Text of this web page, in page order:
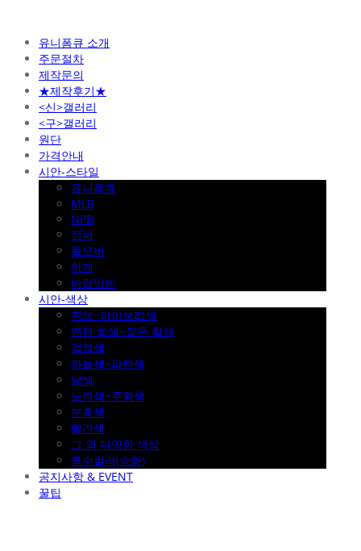
유니폼큐 소개
주문절차
제작문의
★제작후기★
<신>갤러리
<구>갤러리
원단
가격안내
시안-스타일
유니폼큐
MLB
NPB
점퍼
풀오버
하계
바람막이
시안-색상
흰색~아이보리색
연한 회색~짙은 회색
검정색
하늘색~파란색
남색
노란색~주황색
분홍색
빨간색
그 외 다양한 색상
특수컬러(승화)
공지사항 & EVENT
꿀팁